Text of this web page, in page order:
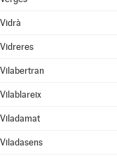
Vidrà
Vidreres
Vilabertran
Vilablareix
Viladamat
Viladasens